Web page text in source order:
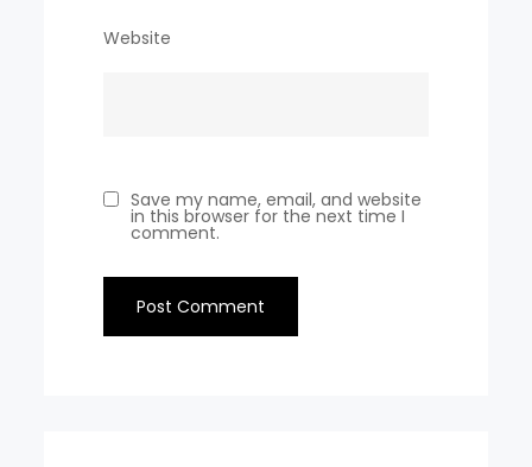
Website
Save my name, email, and website
in this browser for the next time I
comment.